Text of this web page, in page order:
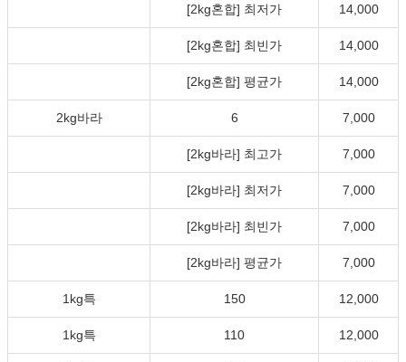
[2kg혼합] 최저가 14,000
[2kg혼합] 최빈가 14,000
[2kg혼합] 평균가 14,000
2kg바라 6 7,000
[2kg바라] 최고가 7,000
[2kg바라] 최저가 7,000
[2kg바라] 최빈가 7,000
[2kg바라] 평균가 7,000
1kg특 150 12,000
1kg특 110 12,000